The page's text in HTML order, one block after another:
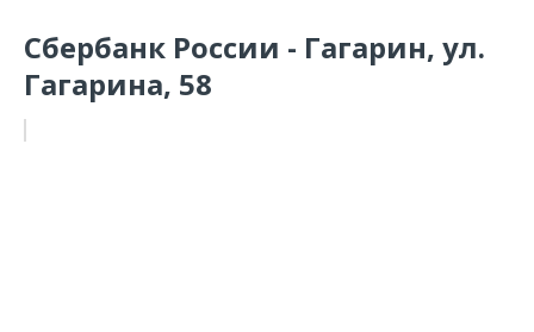
Сбербанк России - Гагарин, ул.
Гагарина, 58